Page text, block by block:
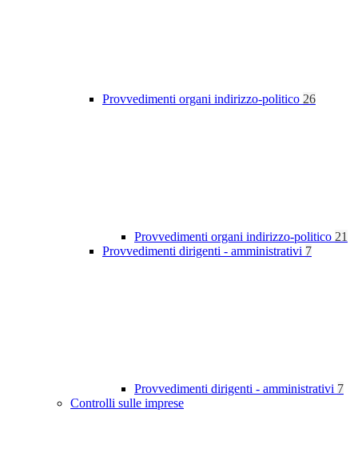
Provvedimenti organi indirizzo-politico 26
Provvedimenti organi indirizzo-politico 21
Provvedimenti dirigenti - amministrativi 7
Provvedimenti dirigenti - amministrativi 7
Controlli sulle imprese